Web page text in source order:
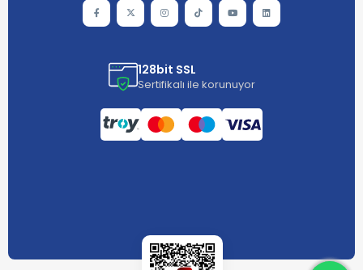
128bit SSL
Sertifikalı ile korunuyor